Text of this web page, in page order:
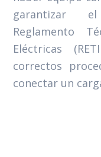
garantizar
Reglamento
Eléctricas
correctos
conectar un